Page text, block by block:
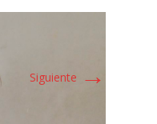
Siguiente →